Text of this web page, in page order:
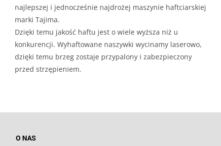
najlepszej i jednocześnie najdrożej maszynie haftciarskiej
marki Tajima.
Dzięki temu jakość haftu jest o wiele wyższa niż u
konkurencji. Wyhaftowane naszywki wycinamy laserowo,
dzięki temu brzeg zostaje przypalony i zabezpieczony
przed strzępieniem.
O NAS